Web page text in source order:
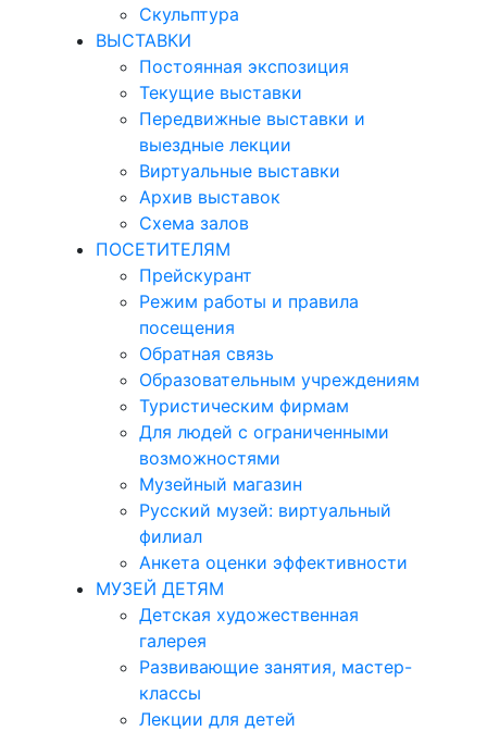
Скульптура
ВЫСТАВКИ
Постоянная экспозиция
Текущие выставки
Передвижные выставки и
выездные лекции
Виртуальные выставки
Архив выставок
Схема залов
ПОСЕТИТЕЛЯМ
Прейскурант
Режим работы и правила
посещения
Обратная связь
Образовательным учреждениям
Туристическим фирмам
Для людей с ограниченными
возможностями
Музейный магазин
Русский музей: виртуальный
филиал
Анкета оценки эффективности
МУЗЕЙ ДЕТЯМ
Детская художественная
галерея
Развивающие занятия, мастер-
классы
Лекции для детей